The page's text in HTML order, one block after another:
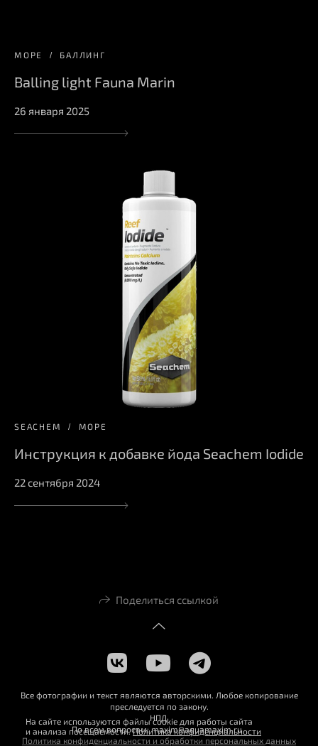
МОРЕ БАЛЛИНГ
Balling light Fauna Marin
26 января 2025
SEACHEM МОРЕ
Инструкция к добавке йода Seachem Iodide
22 сентября 2024
Поделиться ссылкой
Все фотографии и текст являются авторскими. Любое копирование
преследуется по закону.
НПД
По всем вопросам: maxim@aquamaxim.ru
Политика конфиденциальности и обработки персональных данных
На сайте используются файлы cookie для работы сайта
и анализа посещаемости.Политика конфиденциальности